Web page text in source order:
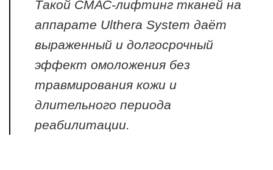
Такой СМАС-лифтинг тканей на
аппарате Ulthera System даёт
выраженный и долгосрочный
эффект омоложения без
травмирования кожи и
длительного периода
реабилитации.